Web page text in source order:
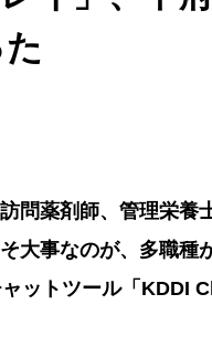
問薬剤師、管理栄養
大事なのが、多職
ットツール「KDDI